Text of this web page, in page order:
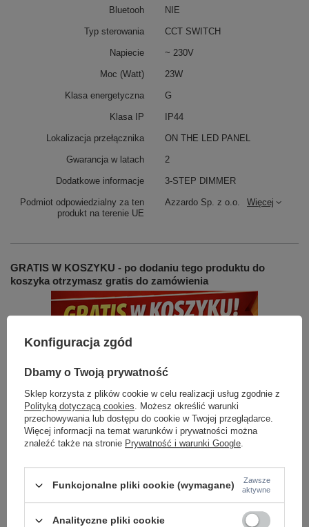
Podmiot odpowiedzialny za ten
produkt na terenie UE
Azzardo Sp. z o.o. Więcej
Bluetooh NIE
Typ sterowania CCT SWITCH
Napiecie ~ 230V
Moc (Watt) 23W
Klasa energetyczna G
Klasa IP IP44
Lokalizacja przełącznika ON THE LED PANEL
Gwarancja w latach 2
Dodatkowe informacje 3-STEP DIMMER
GRATIS W KOSZYKU - po dodaniu tego produktu do
koszyka otrzymasz gratis do zamówienia
Konfiguracja zgód
Dbamy o Twoją prywatność
Sklep korzysta z plików cookie w celu realizacji usług zgodnie z
Polityką dotyczącą cookies. Możesz określić warunki
przechowywania lub dostępu do cookie w Twojej przeglądarce.
Więcej informacji na temat warunków i prywatności można
znaleźć także na stronie Prywatność i warunki Google.
Funkcjonalne pliki cookie (wymagane)
Zawsze
aktywne
Analityczne pliki cookie